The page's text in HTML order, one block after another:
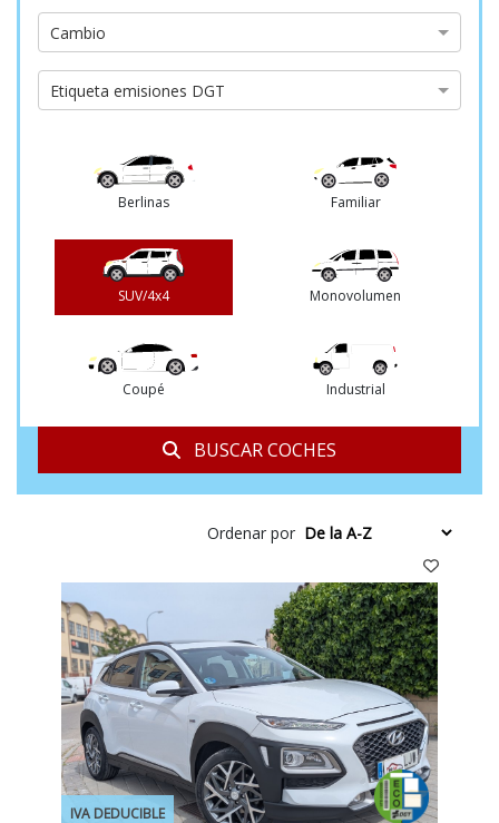
combustible
Tipo
de
cambio
Cambio
Etiqueta
emisiones
Etiqueta emisiones DGT
Berlinas Familiar
SUV/4x4 Monovolumen
Coupé Industrial
BUSCAR COCHES
Ordenar por
IVA DEDUCIBLE